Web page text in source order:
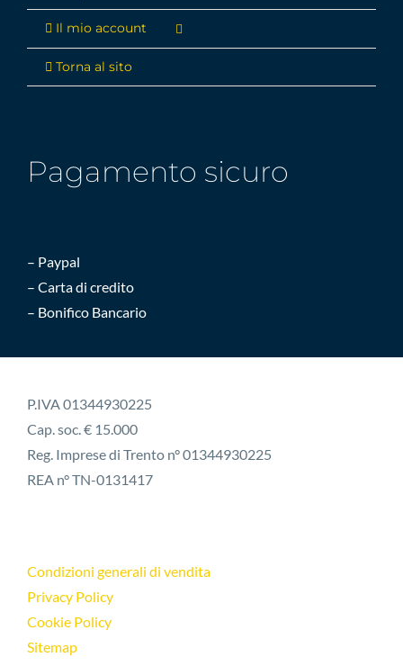
Il mio account
Torna al sito
Pagamento sicuro
– Paypal
– Carta di credito
– Bonifico Bancario
P.IVA 01344930225
Cap. soc. € 15.000
Reg. Imprese di Trento n° 01344930225
REA n° TN-0131417
Condizioni generali di vendita
Privacy Policy
Cookie Policy
Sitemap